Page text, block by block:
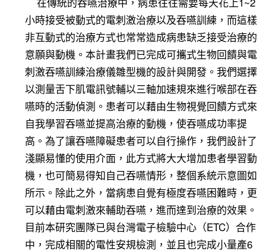
小時接受被動式的電刺激治療以及吞嚥訓練，而這樣
非互動式的治療方式也常常造成病患缺乏接受治療的
意願與動機。本計畫我們已完成可攜式生物回饋與電
刺激吞嚥訓練治療儀雛型機的設計與開發。我們選擇
以測量舌下肌電訊號輔以三軸加速規來進行喉部在吞
嚥時的活動偵測。患者可以藉由生物視覺回饋方式來
自我學習吞嚥並提高治療的動機，使吞嚥成功率提
高。為了讓吞嚥障礙患者可以自行操作，我們設計了
淺顯易懂的使用介面，此方式將大大增加患者學習動
機，也可簡易得知自己吞嚥情形，整個系統示意圖如
所示。除此之外，當病患自覺有極度吞嚥困難時，更
可以藉由電刺激來輔助吞嚥，進而達到治療的效果。
目前本研究團隊已與台灣電子檢驗中心（ETC）合作
中，完成相關的電性安規檢測，並且也完成小量產6